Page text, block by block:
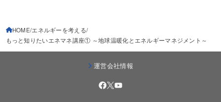
HOME エネルギーを考える
もっと知りたいエネマネ講座① ～地球温暖化とエネルギーマネジメント～
運営会社情報